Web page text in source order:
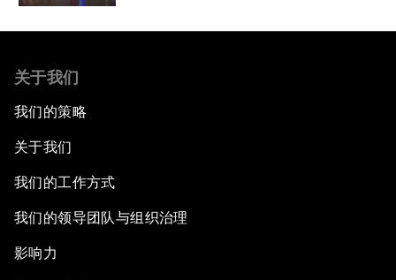
关于我们
我们的策略
关于我们
我们的工作方式
我们的领导团队与组织治理
影响力